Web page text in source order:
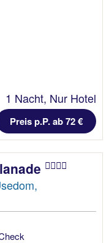
1 Nacht, Nur Hotel
Preis p.P. ab 72 €